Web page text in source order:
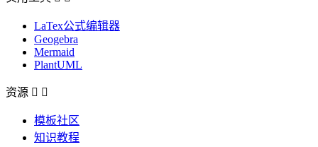
LaTex公式编辑器
Geogebra
Mermaid
PlantUML
资源  
模板社区
知识教程